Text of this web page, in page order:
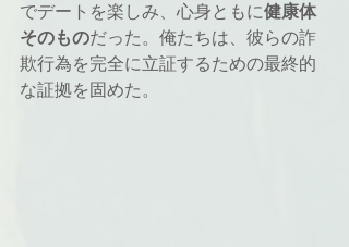
でデートを楽しみ、心身ともに健康体
そのものだった。俺たちは、彼らの詐
欺行為を完全に立証するための最終的
な証拠を固めた。